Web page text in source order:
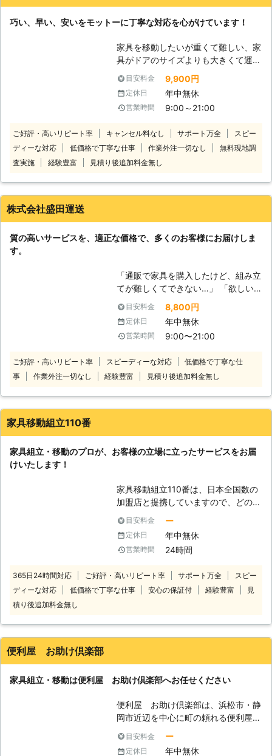
げさせて頂いているのです。 【思い
出深い家具】 家具は家具でも、思い
出のたくさん詰まった物や大切にして
いる物など、お客様にとっては非常に
価値観の高い家具は存在するかと思わ
れます。大切な物をキズ付けてしまっ
たり、粗末に扱ってしまえば大きな後
悔となってしまうのではないでしょう
たちが全力でサポートさせて頂きま
す！
巧い、早い、安いをモットーに丁寧な対応を心がけています！
家具を移動したいが重くて難しい、家
具がドアのサイズよりも大きくて運べ
ないといったお悩みがあれば当社にお
任せください。当社は、お客様に代わ
って大切な家具をご指定の場所まで移
動いたします。狭いスペースや螺旋階
人はお気軽にご相談ください。 大型
家具の移動は無理しておこなうと腰を
痛めたり家具に傷がついたりしてしま
ずにご自身で対応できそうにないとき
ていたスタッフが在籍しております。
あらゆる家具の移動を経験しておりま
す！ 大型家具の場合、状況に応じて
分解することがあります。そのときは
お客様の大切な家具を傷つけないよう
分解し再度元通りに組立いたしますの
で安心してお任せくださいね。
目安料金 9,900円
定休日 年中無休
営業時間 9:00～21:00
ご好評・高いリピート率 キャンセル料なし サポート万全
スピー
ディーな対応
低価格で丁寧な仕事 作業外注一切なし
無料現地調
査実施
経験豊富 見積り後追加料金無し
株式会社盛田運送
質の高いサービスを、適正な価格で、多くのお客様にお届けしま
す。
「通販で家具を購入したけど、組み立
てが難しくてできない…」 「欲しい
家具があるけど、組み立てがめんどう
でなかなか購入に踏み切れない…」
そんな方はぜひ当社にご依頼くださ
い。 近年は完成した家具ではなく
具が多く流通しています。 自身で組
み立てるタイプの家具は、購入時比較
で組み立てようとすると、部品や材料
プロに依頼してしまうのもひとつの手
です。 当社にご依頼いただければ、
スピーディーかつ安全に組み立ていた
しますよ。 さらに、不要となった家
具の分解も当社でおこなうことができ
ますので、ぜひ合わせてご依頼くださ
目安料金 8,800円
定休日 年中無休
営業時間 9:00〜21:00
ご好評・高いリピート率 スピーディーな対応
低価格で丁寧な仕
事
作業外注一切なし 経験豊富 見積り後追加料金無し
家具移動組立110番
家具組立・移動のプロが、お客様の立場に立ったサービスをお届
けいたします！
家具移動組立110番は、日本全国数の
加盟店と提携していますので、どの地
方にお住まいのお客様でも迅速に対応
いたします。 コールセンターでは24
時間365日年中無休でお電話を受け付
けています。 深夜でも早朝でもお客
話ください。 コールセンターのスタ
ッフがお客様のお悩みをお聞きしま
ほしい」 「説明書を見ても家具の組
り、お悩みのお客様はぜひ家具移動組
立110番をご利用ください。 大きくて
くてできなかったという家具も、実績
豊富なベテランが迅速に解決します。
家具移動組立110番では、家具の組立
目安料金 ー
定休日 年中無休
営業時間 24時間
365日24時間対応 ご好評・高いリピート率 サポート万全
スピー
ディーな対応
低価格で丁寧な仕事 安心の保証付 経験豊富
見
積り後追加料金無し
便利屋 お助け倶楽部
家具組立・移動は便利屋 お助け倶楽部へお任せください
便利屋 お助け倶楽部は、浜松市・静
岡市近辺を中心に町の頼れる便利屋と
回収、引っ越し、ハウスクリーニン
目安料金 ー
定休日 年中無休